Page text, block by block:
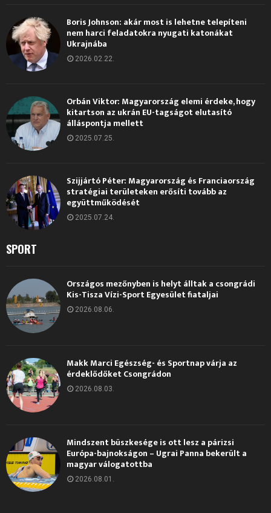
Boris Johnson: akár most is lehetne telepíteni
nem harci feladatokra nyugati katonákat
Ukrajnába
2026.02.22.
Orbán Viktor: Magyarország elemi érdeke, hogy
kitartson az ukrán EU-tagságot elutasító
álláspontja mellett
2025.07.25.
Szijjártó Péter: Magyarország és Franciaország
stratégiai területeken erősíti tovább az
együttműködését
2025.07.24.
SPORT
Országos mezőnyben is helyt álltak a csongrádi
Kis-Tisza Vízi-Sport Egyesület fiataljai
2026.08.06.
Makk Marci Egészség- és Sportnap várja az
érdeklődőket Csongrádon
2026.08.03.
Mindszent büszkesége is ott lesz a párizsi
Európa-bajnokságon – Ugrai Panna bekerült a
magyar válogatottba
2026.08.01.